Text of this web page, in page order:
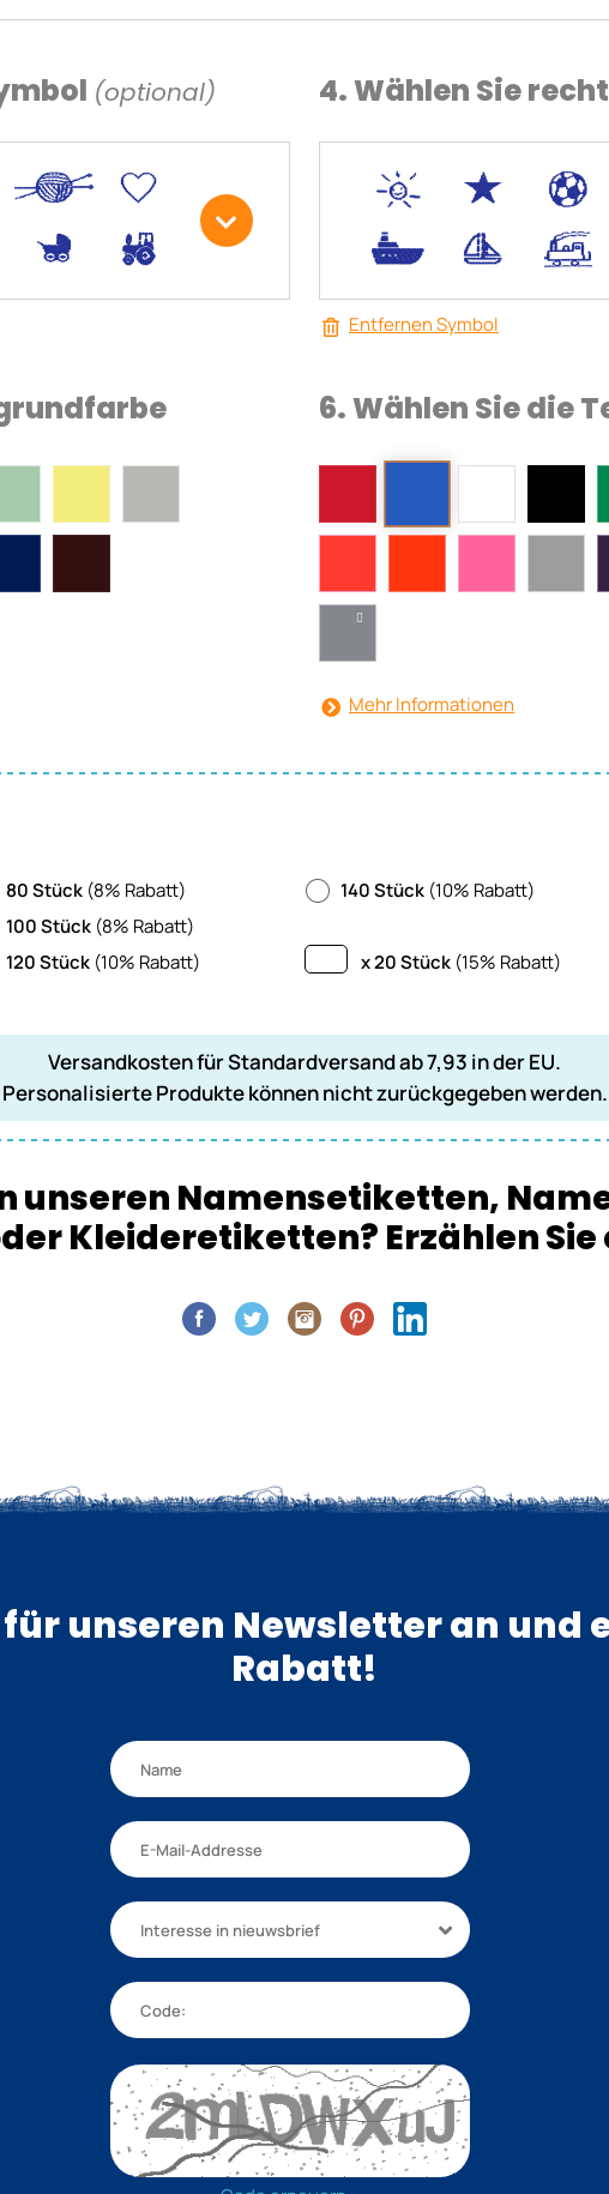
(optional)
W U
R M
4. Wählen Sie
* V C
.
< ;
Entfernen Symbol
6. Wählen Sie die
Mehr Informationen
80 Stück (8% Rabatt)
100 Stück (8% Rabatt)
120 Stück (10% Rabatt)
140 Stück (10% Rabatt)
x 20 Stück (15% Rabatt)
Versandkosten für Standardversand ab 7,93 in der EU.
Personalisierte Produkte können nicht zurückgegeben werden.
unseren Namensetiketten,
Kleideretiketten? Erzählen Sie
unseren Newsletter an und
Rabatt!
Interesse in nieuwsbrief